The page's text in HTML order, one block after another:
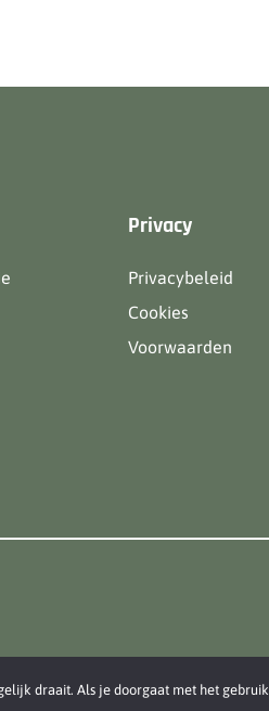
Privacy
Privacybeleid
Cookies
Voorwaarden
draait. Als je doorgaat met het